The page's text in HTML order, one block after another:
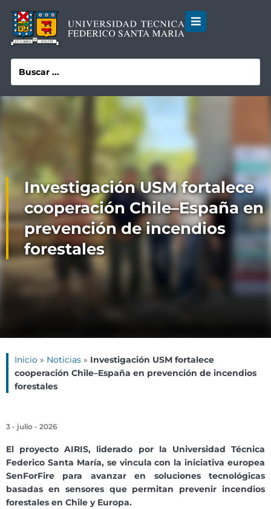
Investigación USM fortalece
cooperación Chile–España en
prevención de incendios
forestales
Inicio » Noticias » Investigación USM fortalece
cooperación Chile–España en prevención de incendios
forestales
3 - julio - 2026
El proyecto AIRIS, liderado por la Universidad Técnica
Federico Santa María, se vincula con la iniciativa europea
SenForFire para avanzar en soluciones tecnológicas
basadas en sensores que permitan prevenir incendios
forestales en Chile y Europa.